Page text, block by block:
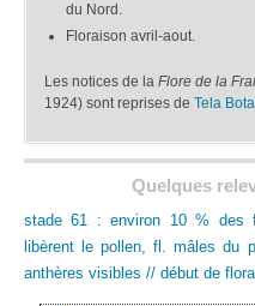
du Nord.
Floraison avril-aout.
Les notices de laFlore de la
1924) sont reprises deTela
Quelques
stade 61 : environ 10 % des
libèrent le pollen, fl. mâles du
anthères visibles // début de